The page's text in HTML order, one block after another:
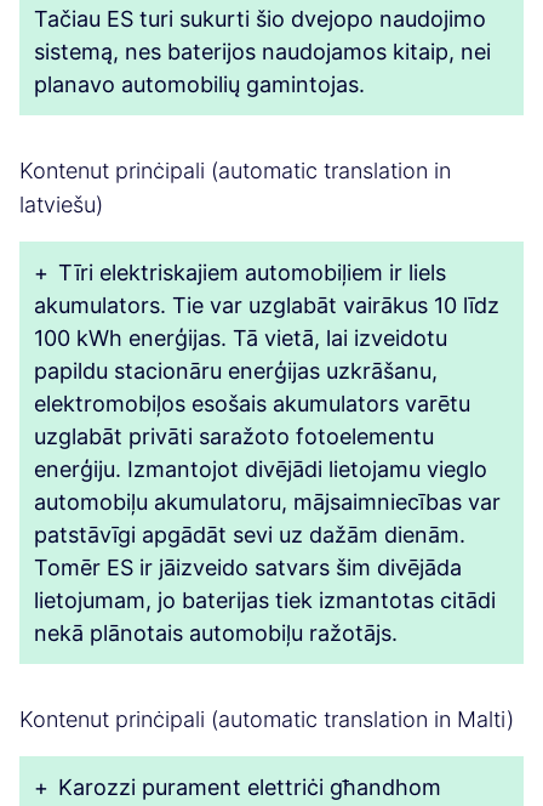
Tačiau ES turi sukurti šio dvejopo naudojimo
sistemą, nes baterijos naudojamos kitaip, nei
planavo automobilių gamintojas.
Kontenut prinċipali (automatic translation in
latviešu)
+ Tīri elektriskajiem automobiļiem ir liels
akumulators. Tie var uzglabāt vairākus 10 līdz
100 kWh enerģijas. Tā vietā, lai izveidotu
papildu stacionāru enerģijas uzkrāšanu,
elektromobiļos esošais akumulators varētu
uzglabāt privāti saražoto fotoelementu
enerģiju. Izmantojot divējādi lietojamu vieglo
automobiļu akumulatoru, mājsaimniecības var
patstāvīgi apgādāt sevi uz dažām dienām.
Tomēr ES ir jāizveido satvars šim divējāda
lietojumam, jo baterijas tiek izmantotas citādi
nekā plānotais automobiļu ražotājs.
Kontenut prinċipali (automatic translation in Malti)
+ Karozzi purament elettriċi għandhom